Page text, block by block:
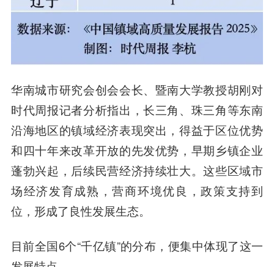
华南城市研究会创会会长、暨南大学教授胡刚对
时代周报记者分析指出，长三角、珠三角等东南
沿海地区的镇域经济表现突出，得益于区位优势
和四十年来改革开放的先发优势，早期乡镇企业
蓬勃兴起，后续民营经济持续壮大。这些区域市
场经济发育成熟，营商环境优良，政策支持到
位，形成了良性发展生态。
目前全国6个“千亿镇”的分布，便集中体现了这一